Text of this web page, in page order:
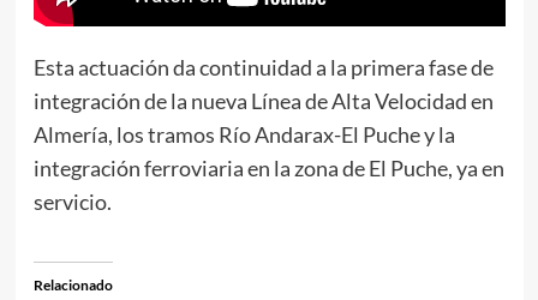
Esta actuación da continuidad a la primera fase de
integración de la nueva Línea de Alta Velocidad en
Almería, los tramos Río Andarax-El Puche y la
integración ferroviaria en la zona de El Puche, ya en
servicio.
Relacionado